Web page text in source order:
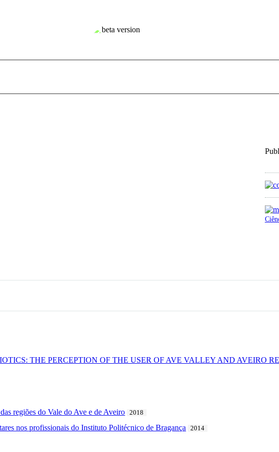
THE PERCEPTION OF THE USER OF AVE VALLEY AND AVEIRO
regiões do Vale do Ave e de Aveiro 2018
nos profissionais do Instituto Politécnico de Bragança 2014